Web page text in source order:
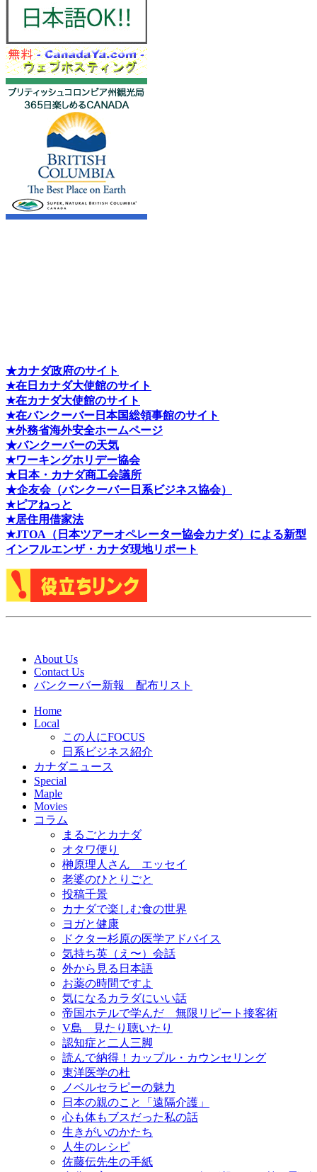
★カナダ政府のサイト
★在日カナダ大使館のサイト
★在カナダ大使館のサイト
★在バンクーバー日本国総領事館のサイト
★外務省海外安全ホームページ
★バンクーバーの天気
★ワーキングホリデー協会
★日本・カナダ商工会議所
★企友会（バンクーバー日系ビジネス協会）
★ピアねっと
★居住用借家法
★JTOA（日本ツアーオペレーター協会カナダ）による新型
インフルエンザ・カナダ現地リポート
About Us
Contact Us
バンクーバー新報 配布リスト
Home
Local
この人にFOCUS
日系ビジネス紹介
カナダニュース
Special
Maple
Movies
コラム
まるごとカナダ
オタワ便り
榊原理人さん エッセイ
老婆のひとりごと
投稿千景
カナダで楽しむ食の世界
ヨガと健康
ドクター杉原の医学アドバイス
気持ち英（え〜）会話
外から見る日本語
お薬の時間ですよ
気になるカラダにいい話
帝国ホテルで学んだ 無限リピート接客術
V島 見たり聴いたり
認知症と二人三脚
読んで納得！カップル・カウンセリング
東洋医学の杜
ノベルセラピーの魅力
日本の親のこと「遠隔介護」
心も体もブスだった私の話
生きがいのかたち
人生のレシピ
佐藤伝先生の手紙